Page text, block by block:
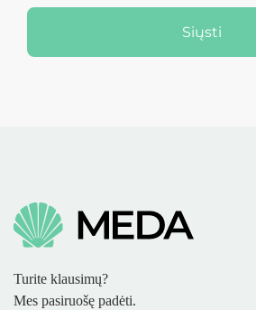
Siųsti
Turite klausimų?
Mes pasiruošę padėti.